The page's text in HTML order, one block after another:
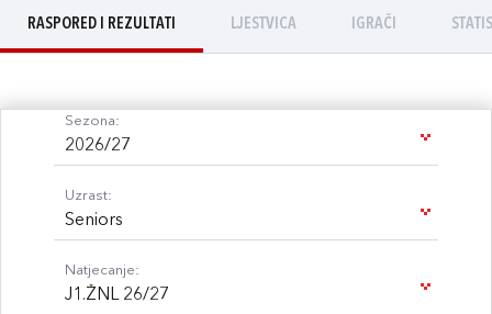
RASPORED I REZULTATI LJESTVICA IGRAČI
Sezona:
2026/27
Uzrast:
Seniors
Natjecanje:
J1.ŽNL 26/27